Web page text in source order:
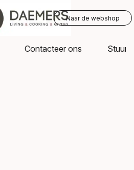
Naar de webshop
Contacteer ons Stuur